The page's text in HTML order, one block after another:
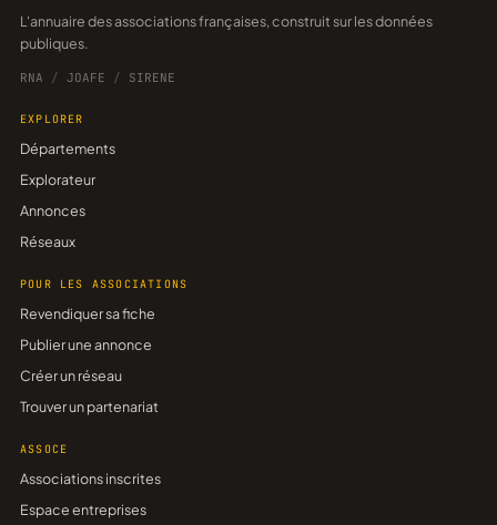
L'annuaire des associations françaises, construit sur les données
publiques.
RNA / JOAFE / SIRENE
EXPLORER
Départements
Explorateur
Annonces
Réseaux
POUR LES ASSOCIATIONS
Revendiquer sa fiche
Publier une annonce
Créer un réseau
Trouver un partenariat
ASSOCE
Associations inscrites
Espace entreprises